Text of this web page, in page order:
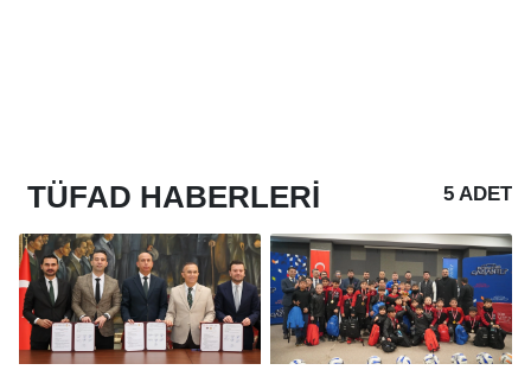
TÜFAD HABERLERI 5 ADET